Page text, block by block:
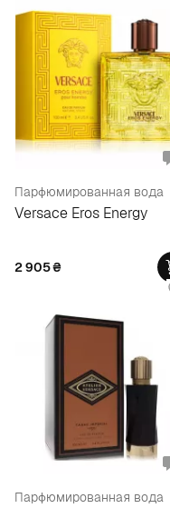
Парфюмированная вода
Versace Eros Energy
2 905₴
Парфюмированная вода